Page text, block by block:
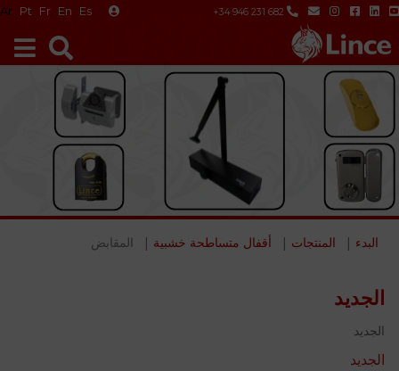
+34 946 231 682
Es
En
Fr
Pt
Ar
البدء المنتجات أقفال متساطحة خشبية المقابض
الجديد
الجديد
الجديد